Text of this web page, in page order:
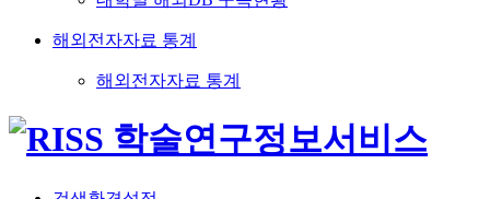
해외전자자료 통계
해외전자자료 통계